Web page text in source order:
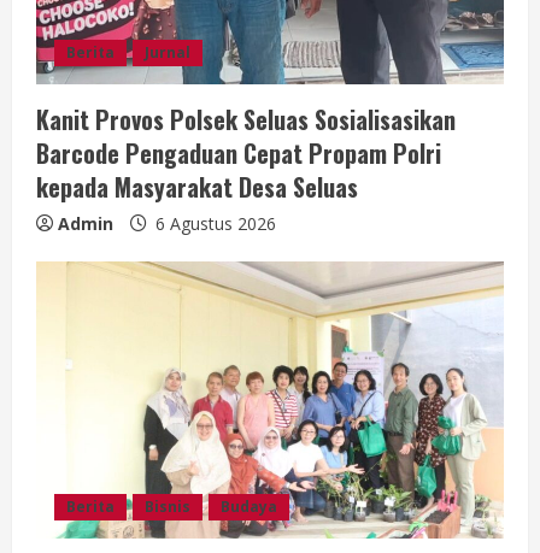
d
i
n
g
Berita Jurnal
Kanit Provos Polsek Seluas Sosialisasikan
Barcode Pengaduan Cepat Propam Polri
kepada Masyarakat Desa Seluas
Admin 6 Agustus 2026
Berita Bisnis Budaya